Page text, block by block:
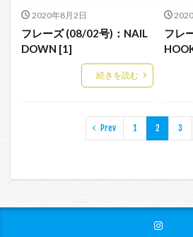
2020年8月2日
フレーズ (08/02号)：NAIL
DOWN [1]
続きを読む
フレ
Prev 1 2 3